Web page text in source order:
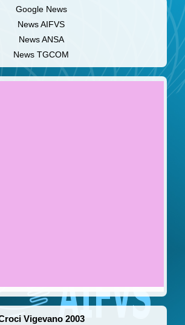
Google News
News AIFVS
News ANSA
News TGCOM
Vigevano 2003